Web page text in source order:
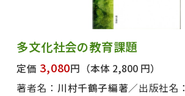
出版社名で絞り込む
著者名で絞り込む
多文化社会の教育課題
定価 3,080円 （本体 2,800 円）
著者名： 川村千鶴子編著 出版社名：